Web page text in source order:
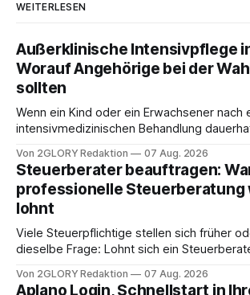
WEITERLESEN
Außerklinische Intensivpflege
Worauf Angehörige bei der
sollten
Wenn ein Kind oder ein Erwachsener nach
intensivmedizinischen Behandlung
angewiesen ist, stellt sich für Familien eine
Frage: Muss die Versorgung dauerhaft in
oder ist ein Leben zu Hause möglich? Die
Intensivpflege bietet genau diese
Von 2GLORY Redaktion 07 Aug. 2026
Steuerberater beauftragen:
professionelle Steuerberatung
lohnt
Viele Steuerpflichtige stellen sich früher
dieselbe Frage: Lohnt sich ein
erledigen? Die kurze Antwort: Bei einfachen
Von 2GLORY Redaktion 07 Aug. 2026
Aplano Login, Schnellstart in